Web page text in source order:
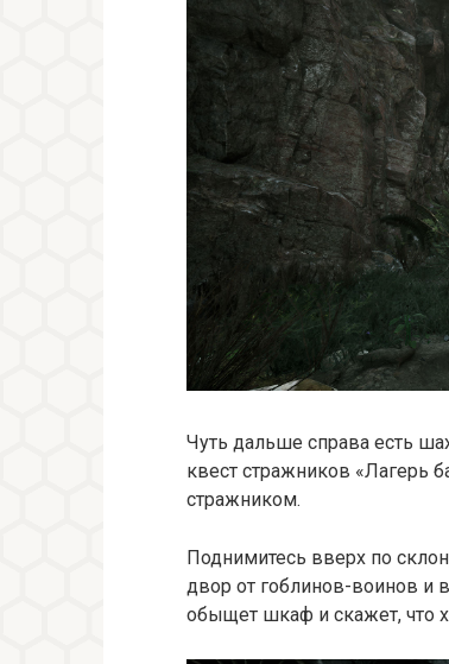
Чуть дальше справа есть
квест стражников «Лагерь
стражником.
Поднимитесь вверх по
двор от гоблинов-воинов и
обыщет шкаф и скажет, что